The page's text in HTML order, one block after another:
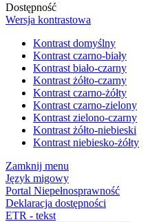
Dostępność
Wersja kontrastowa
Kontrast domyślny
Kontrast czarno-biały
Kontrast biało-czarny
Kontrast żółto-czarny
Kontrast czarno-żółty
Kontrast czarno-zielony
Kontrast zielono-czarny
Kontrast żółto-niebieski
Kontrast niebiesko-żółty
Zamknij menu
Język migowy
Portal Niepełnosprawność
Deklaracja dostępności
ETR - tekst